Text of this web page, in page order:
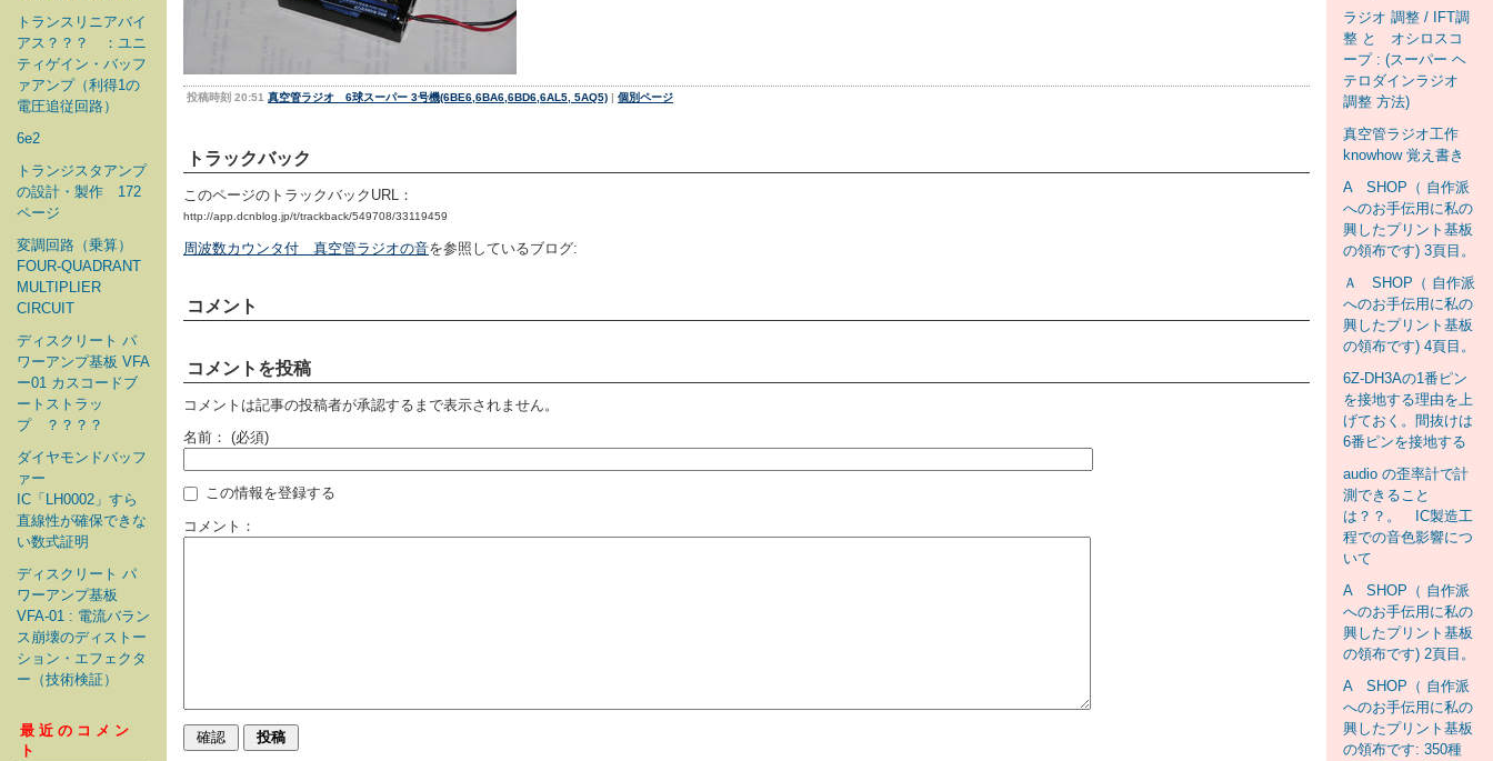
トランスリニアバイ
アス？？？ ：ユニ
ティゲイン・バッフ
ァアンプ（利得1の
電圧追従回路）
6e2
トランジスタアンプ
の設計・製作 172
ページ
変調回路（乗算）
FOUR-QUADRANT
MULTIPLIER
CIRCUIT
ディスクリート パ
ワーアンプ基板 VFA
ー01 カスコードブ
ートストラッ
プ ？？？？
ダイヤモンドバッフ
ァー
IC「LH0002」すら
直線性が確保できな
い数式証明
ディスクリート パ
ワーアンプ基板
VFA-01 : 電流バラン
ス崩壊のディストー
ション・エフェクタ
ー（技術検証）
最近のコメン
ト
投稿時刻 20:51 真空管ラジオ 6球スーパー 3号機(6BE6,6BA6,6BD6,6AL5, 5AQ5) | 個別ページ
トラックバック
このページのトラックバックURL：
http://app.dcnblog.jp/t/trackback/549708/33119459
周波数カウンタ付 真空管ラジオの音を参照しているブログ:
コメント
コメントを投稿
コメントは記事の投稿者が承認するまで表示されません。
名前： (必須)
この情報を登録する
コメント：
ラジオ 調整 / IFT調
整 と オシロスコ
ープ : (スーパー ヘ
テロダインラジオ
調整 方法)
真空管ラジオ工作
knowhow 覚え書き
A SHOP（ 自作派
へのお手伝用に私の
興したプリント基板
の領布です) 3頁目。
Ａ SHOP（ 自作派
へのお手伝用に私の
興したプリント基板
の領布です) 4頁目。
6Z-DH3Aの1番ピン
を接地する理由を上
げておく。間抜けは
6番ピンを接地する
audio の歪率計で計
測できること
は？？。 IC製造工
程での音色影響につ
いて
A SHOP（ 自作派
へのお手伝用に私の
興したプリント基板
の領布です) 2頁目。
A SHOP（ 自作派
へのお手伝用に私の
興したプリント基板
の領布です: 350種